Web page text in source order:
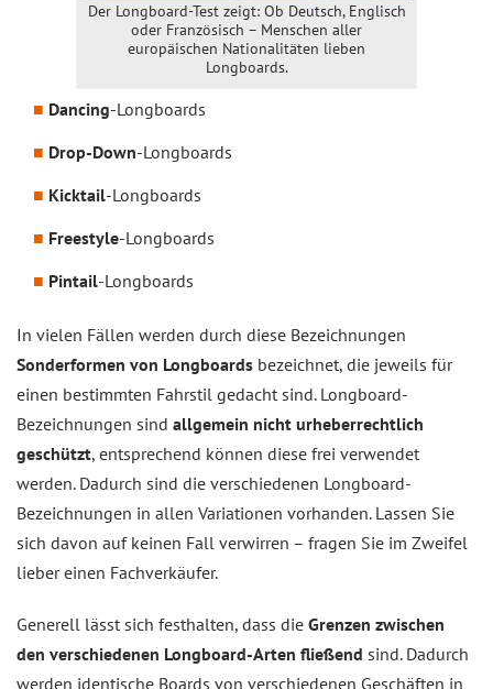
Der Longboard-Test zeigt: Ob Deutsch, Englisch
oder Französisch – Menschen aller
europäischen Nationalitäten lieben
Longboards.
Dancing-Longboards
Drop-Down-Longboards
Kicktail-Longboards
Freestyle-Longboards
Pintail-Longboards
In vielen Fällen werden durch diese Bezeichnungen
Sonderformen von Longboards bezeichnet, die jeweils für
einen bestimmten Fahrstil gedacht sind. Longboard-
Bezeichnungen sind allgemein nicht urheberrechtlich
geschützt, entsprechend können diese frei verwendet
werden. Dadurch sind die verschiedenen Longboard-
Bezeichnungen in allen Variationen vorhanden. Lassen Sie
sich davon auf keinen Fall verwirren – fragen Sie im Zweifel
lieber einen Fachverkäufer.
Generell lässt sich festhalten, dass die Grenzen zwischen
den verschiedenen Longboard-Arten fließend sind. Dadurch
werden identische Boards von verschiedenen Geschäften in